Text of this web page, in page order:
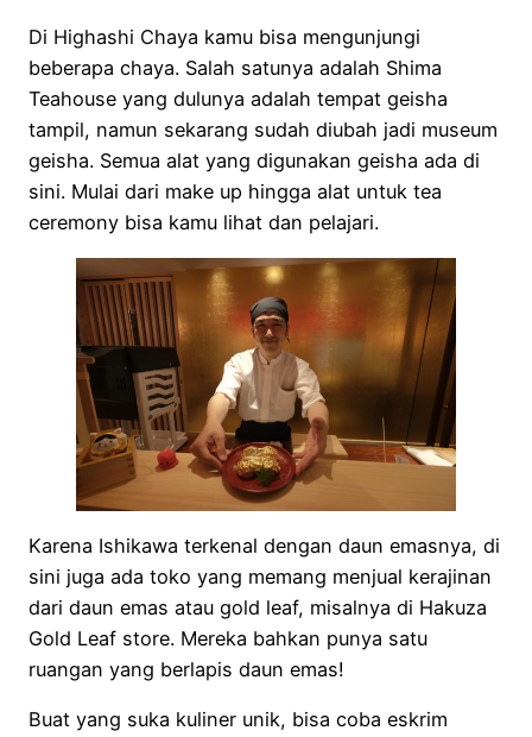
Di Highashi Chaya kamu bisa mengunjungi
beberapa chaya. Salah satunya adalah Shima
Teahouse yang dulunya adalah tempat geisha
tampil, namun sekarang sudah diubah jadi museum
geisha. Semua alat yang digunakan geisha ada di
sini. Mulai dari make up hingga alat untuk tea
ceremony bisa kamu lihat dan pelajari.
Karena Ishikawa terkenal dengan daun emasnya, di
sini juga ada toko yang memang menjual kerajinan
dari daun emas atau gold leaf, misalnya di Hakuza
Gold Leaf store. Mereka bahkan punya satu
ruangan yang berlapis daun emas!
Buat yang suka kuliner unik, bisa coba eskrim